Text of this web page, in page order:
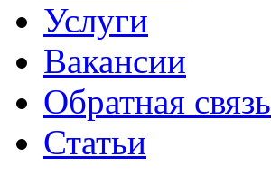
Услуги
Вакансии
Обратная связь
Статьи